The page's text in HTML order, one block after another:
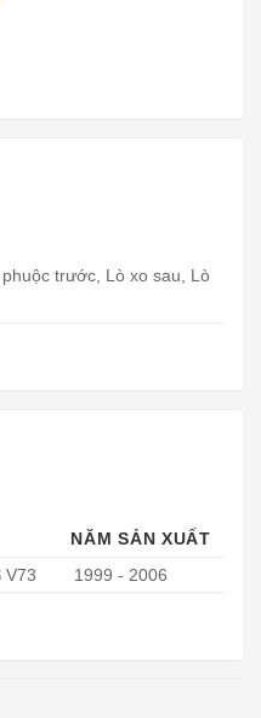
trước, Lò xo sau, Lò
NĂM SẢN XUẤT
V73 1999 - 2006